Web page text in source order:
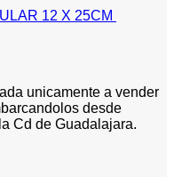
12 X 25CM
unicamente a vender
desde
Cd de Guadalajara.